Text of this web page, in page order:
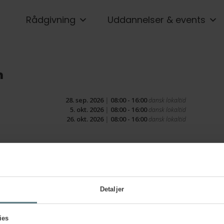
Detaljer
Rådgivning Uddannelser & events
28. sep. 2026 08:00 - 16:00dansk lokaltid
5. okt. 2026 08:00 - 16:00dansk lokaltid
26. okt. 2026 08:00 - 16:00dansk lokaltid